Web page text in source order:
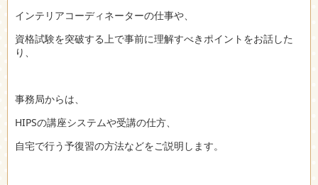
インテリアコーディネーターの仕事や、
資格試験を突破する上で事前に理解すべきポイントをお話した
り、
事務局からは、
HIPSの講座システムや受講の仕方、
自宅で行う予復習の方法などをご説明します。